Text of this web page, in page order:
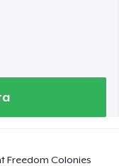
Freedom Colonies